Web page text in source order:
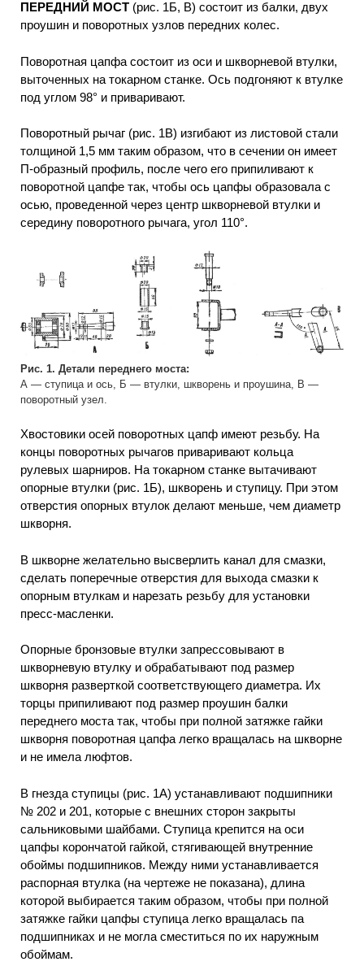
ПЕРЕДНИЙ МОСТ (рис. 1Б, В) состоит из балки, двух
проушин и поворотных узлов передних колес.
Поворотная цапфа состоит из оси и шкворневой втулки,
выточенных на токарном станке. Ось подгоняют к втулке
под углом 98° и приваривают.
Поворотный рычаг (рис. 1В) изгибают из листовой стали
толщиной 1,5 мм таким образом, что в сечении он имеет
П-образный профиль, после чего его припиливают к
поворотной цапфе так, чтобы ось цапфы образовала с
осью, проведенной через центр шкворневой втулки и
середину поворотного рычага, угол 110°.
Рис. 1. Детали переднего моста:
А — ступица и ось, Б — втулки, шкворень и проушина, В —
поворотный узел.
Хвостовики осей поворотных цапф имеют резьбу. На
концы поворотных рычагов приваривают кольца
рулевых шарниров. На токарном станке вытачивают
опорные втулки (рис. 1Б), шкворень и ступицу. При этом
отверстия опорных втулок делают меньше, чем диаметр
шкворня.
В шкворне желательно высверлить канал для смазки,
сделать поперечные отверстия для выхода смазки к
опорным втулкам и нарезать резьбу для установки
пресс-масленки.
Опорные бронзовые втулки запрессовывают в
шкворневую втулку и обрабатывают под размер
шкворня разверткой соответствующего диаметра. Их
торцы припиливают под размер проушин балки
переднего моста так, чтобы при полной затяжке гайки
шкворня поворотная цапфа легко вращалась на шкворне
и не имела люфтов.
В гнезда ступицы (рис. 1А) устанавливают подшипники
№ 202 и 201, которые с внешних сторон закрыты
сальниковыми шайбами. Ступица крепится на оси
цапфы корончатой гайкой, стягивающей внутренние
обоймы подшипников. Между ними устанавливается
распорная втулка (на чертеже не показана), длина
которой выбирается таким образом, чтобы при полной
затяжке гайки цапфы ступица легко вращалась па
подшипниках и не могла сместиться по их наружным
обоймам.